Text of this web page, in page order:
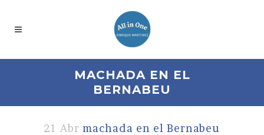
MACHADA EN EL
BERNABEU
21 Abr machada en el Bernabeu